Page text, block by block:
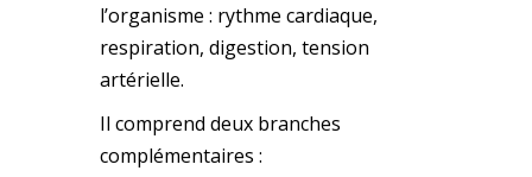
l’organisme : rythme cardiaque,
respiration, digestion, tension
artérielle.
Il comprend deux branches
complémentaires :